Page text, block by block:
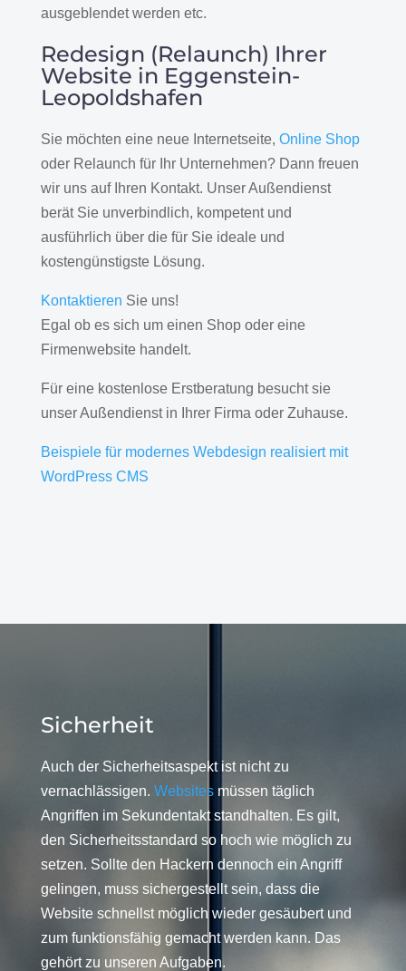
ausgeblendet werden etc.
Redesign (Relaunch) Ihrer
Website in Eggenstein-
Leopoldshafen
Sie möchten eine neue Internetseite, Online Shop
oder Relaunch für Ihr Unternehmen? Dann freuen
wir uns auf Ihren Kontakt. Unser Außendienst
berät Sie unverbindlich, kompetent und
ausführlich über die für Sie ideale und
kostengünstigste Lösung.
Kontaktieren Sie uns!
Egal ob es sich um einen Shop oder eine
Firmenwebsite handelt.
Für eine kostenlose Erstberatung besucht sie
unser Außendienst in Ihrer Firma oder Zuhause.
Beispiele für modernes Webdesign realisiert mit
WordPress CMS
Sicherheit
Auch der Sicherheitsaspekt ist nicht zu
vernachlässigen. Websitesmüssen täglich
Angriffen im Sekundentakt standhalten. Es gilt,
den Sicherheitsstandard so hoch wie möglich zu
setzen. Sollte den Hackern dennoch ein Angriff
gelingen, muss sichergestellt sein, dass die
Website schnellst möglich wieder gesäubert und
zum funktionsfähig gemacht werden kann. Das
gehört zu unseren Aufgaben.